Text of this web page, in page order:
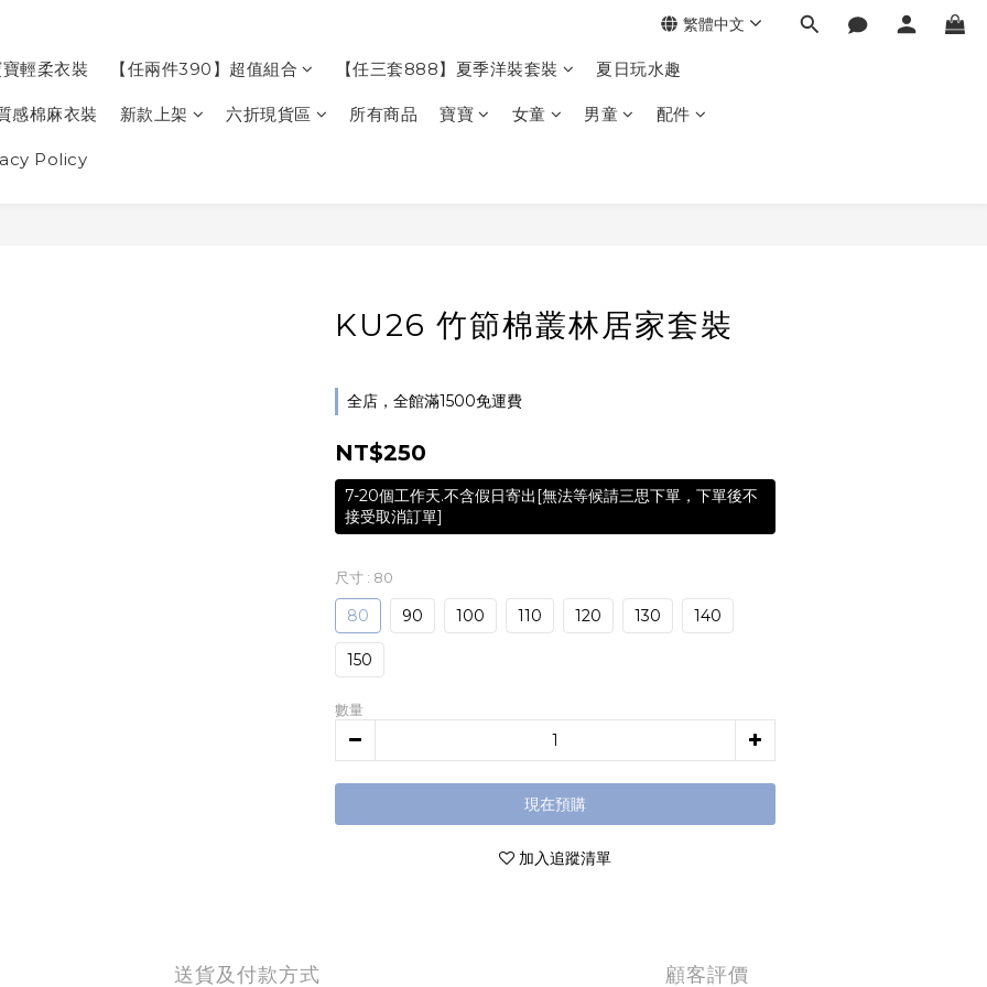
輕柔衣裝 【任兩件390】超值組合 【任三套888】夏季洋裝套裝 夏日玩水趣
感棉麻衣裝 新款上架 六折現貨區 所有商品 寶寶 女童 男童 配件
Policy
繁體中文
KU26 竹節棉叢林居家套裝
全店，全館滿1500免運費
NT$250
7-20個工作天.不含假日寄出[無法等候請三思下單，下單後不
接受取消訂單]
尺寸 : 80
80 90 100 110 120 130 140
150
數量
現在預購
加入追蹤清單
送貨及付款方式 顧客評價